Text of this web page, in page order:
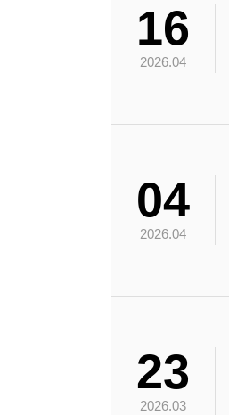
16
2026.04
04
2026.04
23
2026.03